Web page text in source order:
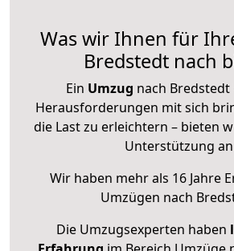
Was wir Ihnen für
Bredstedt nach
Ein Umzug nach Bredstedt
Herausforderungen mit sich
die Last zu erleichtern – bieten
Unterstützung
Wir haben mehr als 16 Jahre
Umzügen nach
Die Umzugsexperten haben